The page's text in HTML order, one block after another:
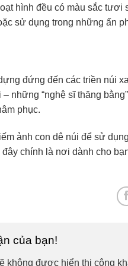
hình đều có màu sắc
sử dụng trong những ấn
đứng đến các triền núi
– những “nghệ sĩ thăng
phục.
ảnh con dê núi để sử
chính là nơi dành cho
của bạn!
không được hiển thị công